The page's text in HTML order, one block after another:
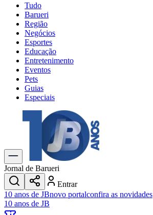
Tudo
Barueri
Região
Negócios
Esportes
Educação
Entretenimento
Eventos
Pets
Guias
Especiais
Explore Tudo
Últimas Notícias
Previsão do Tempo
Trânsito e Rotas
Dia a Dia & Lazer
Transportes
Gastronomia
Cinema & Shows
JogosNovo
Jornal de Barueri
Entrar
10 anos de JBnovo portalconfira as novidades
10 anos de JB